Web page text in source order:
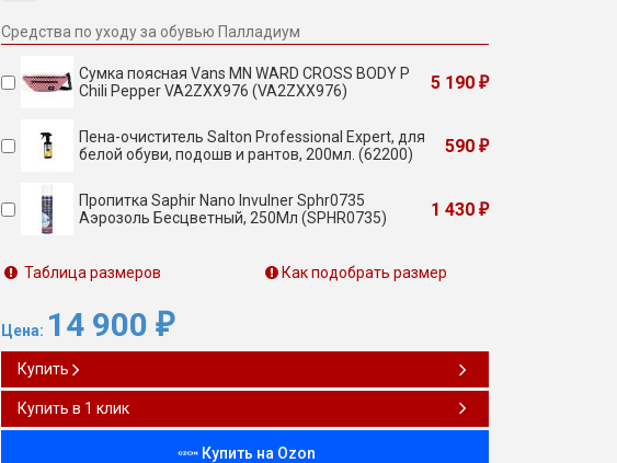
Средства по уходу за обувью Палладиум
Сумка поясная Vans MN WARD CROSS BODY P
Chili Pepper VA2ZXX976 (VA2ZXX976)
5 190 ₽
Пена-очиститель Salton Professional Expert, для
белой обуви, подошв и рантов, 200мл. (62200)
590 ₽
Пропитка Saphir Nano Invulner Sphr0735
Аэрозоль Бесцветный, 250Мл (SPHR0735)
1 430 ₽
Таблица размеров Как подобрать размер
Цена: 14 900 ₽
Купить
Купить в 1 клик
Купить на Ozon